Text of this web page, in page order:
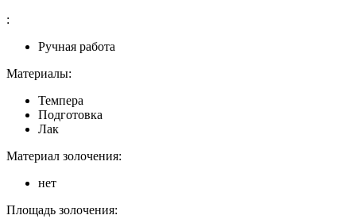
:
Ручная работа
Материалы:
Темпера
Подготовка
Лак
Материал золочения:
нет
Площадь золочения: